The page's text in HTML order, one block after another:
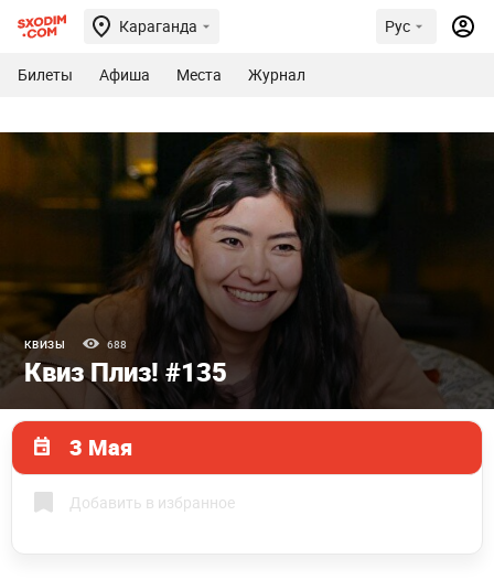
Караганда Рус
Билеты Афиша Места Журнал
КВИЗЫ 688
Квиз Плиз! #135
3 Мая
Добавить в избранное